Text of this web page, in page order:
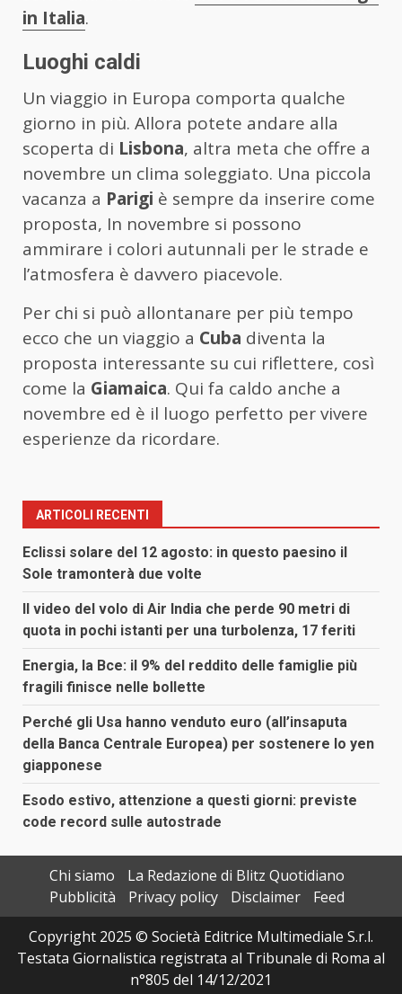
in Italia.
Luoghi caldi
Un viaggio in Europa comporta qualche
giorno in più. Allora potete andare alla
scoperta di Lisbona, altra meta che offre a
novembre un clima soleggiato. Una piccola
vacanza a Parigi è sempre da inserire come
proposta, In novembre si possono
ammirare i colori autunnali per le strade e
l’atmosfera è davvero piacevole.
Per chi si può allontanare per più tempo
ecco che un viaggio a Cuba diventa la
proposta interessante su cui riflettere, così
come la Giamaica. Qui fa caldo anche a
novembre ed è il luogo perfetto per vivere
esperienze da ricordare.
ARTICOLI RECENTI
Eclissi solare del 12 agosto: in questo paesino il
Sole tramonterà due volte
Il video del volo di Air India che perde 90 metri di
quota in pochi istanti per una turbolenza, 17 feriti
Energia, la Bce: il 9% del reddito delle famiglie più
fragili finisce nelle bollette
Perché gli Usa hanno venduto euro (all’insaputa
della Banca Centrale Europea) per sostenere lo yen
giapponese
Esodo estivo, attenzione a questi giorni: previste
code record sulle autostrade
Chi siamo
La Redazione di Blitz Quotidiano
Pubblicità
Privacy policy Disclaimer
Feed
Copyright 2025 © Società Editrice Multimediale S.r.l.
Testata Giornalistica registrata al Tribunale di Roma al
n°805 del 14/12/2021